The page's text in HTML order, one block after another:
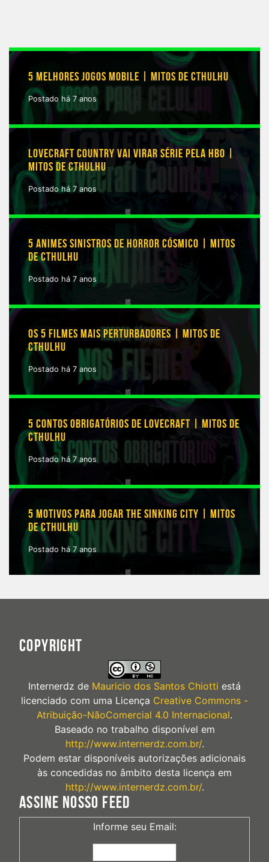
5 MELHORES JOGOS MOBILE | MITOS DE CTHULHU
Postado há 7 anos
LOVECRAFT COUNTRY VAI VIRAR SÉRIE PELA HBO |
MITOS DE CTHULHU
Postado há 7 anos
5 ANIMES SINISTROS DE HORROR CÓSMICO | MITOS
DE CTHULHU
Postado há 7 anos
OS 5 FILMES MAIS PERTURBADORES | MITOS DE
CTHULHU
Postado há 7 anos
5 CONTOS OBRIGATÓRIOS DE LOVECRAFT | MITOS DE
CTHULHU
Postado há 7 anos
5 MOTIVOS PARA JOGAR THE SINKING CITY | MITOS
DE CTHULHU
Postado há 7 anos
COPYRIGHT
Internerdz de Mauricio dos Santos Chiotti está
licenciado com uma Licença Creative Commons -
Atribuição-NãoComercial 4.0 Internacional.
Baseado no trabalho disponível em
http://www.internerdz.com.br/.
Podem estar disponíveis autorizações adicionais
às concedidas no âmbito desta licença em
http://www.internerdz.com.br/.
ASSINE NOSSO FEED
Informe seu Email: